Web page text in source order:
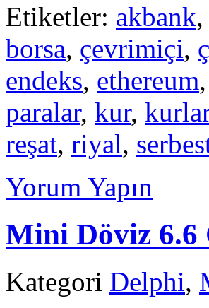
Etiketler: akbank,
borsa, çevrimiçi,
endeks, ethereum,
paralar, kur, kurlar
reşat, riyal,
Yorum Yapın
Mini Döviz 6.6
Kategori Delphi,